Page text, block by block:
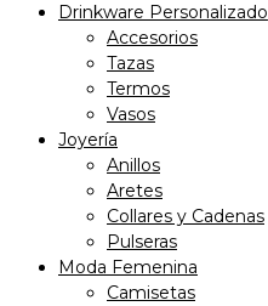
Drinkware Personalizado
Accesorios
Tazas
Termos
Vasos
Joyería
Anillos
Aretes
Collares y Cadenas
Pulseras
Moda Femenina
Camisetas